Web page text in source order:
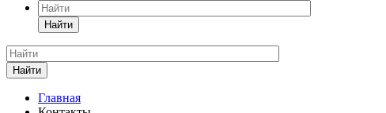
Найти
Найти
Главная